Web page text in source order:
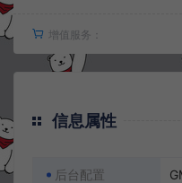
增值服务：
信息属性
后台配置